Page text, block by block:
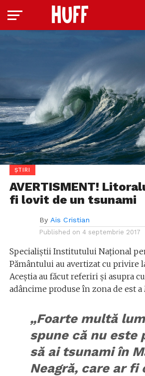
ȘTIRI
AVERTISMENT!
fi lovit de un tsunami
By Ais Cristian
Published on 4 septembrie 2017
Specialiştii Institutului Naţional
Pământului au avertizat cu privire
Aceştia au făcut referiri şi asupra
adâncime produse în zona de est
„Foarte multă
spune că nu este
să ai tsunami în
Neagră, care ar fi